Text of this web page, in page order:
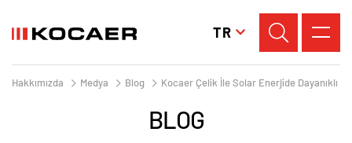
TR
Hakkımızda Medya Blog Kocaer Çelik İle Solar Enerjide Dayanıklı
BLOG